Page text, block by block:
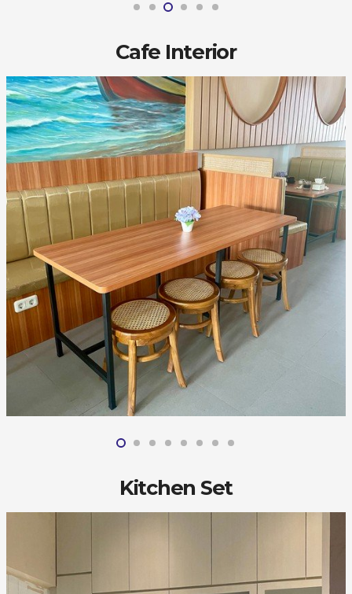
Cafe Interior
Kitchen Set